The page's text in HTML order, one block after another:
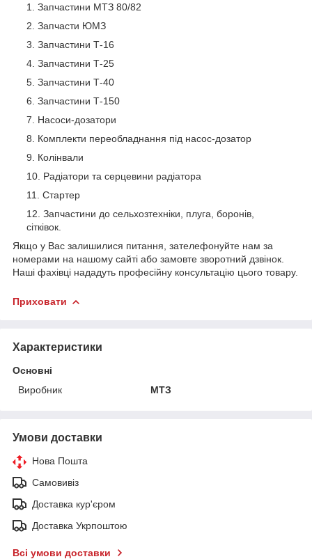
Запчастини МТЗ 80/82
Запчасти ЮМЗ
Запчастини Т-16
Запчастини Т-25
Запчастини Т-40
Запчастини Т-150
Насоси-дозатори
Комплекти переобладнання під насос-дозатор
Колінвали
Радіатори та серцевини радіатора
Стартер
Запчастини до сельхозтехніки, плуга, боронів,
сітківок.
Якщо у Вас залишилися питання, зателефонуйте нам за
номерами на нашому сайті або замовте зворотний дзвінок.
Наші фахівці нададуть професійну консультацію цього товару.
Приховати
Характеристики
Основні
Виробник
МТЗ
Умови доставки
Нова Пошта
Самовивіз
Доставка кур'єром
Доставка Укрпоштою
Всі умови доставки